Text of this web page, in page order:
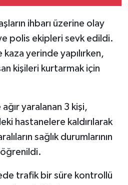
ihbarı üzerine olay
polis ekipleri sevk edildi.
kaza yerinde yapılırken,
kişileri kurtarmak için
yaralanan 3 kişi,
hastanelere kaldırılarak
sağlık durumlarının
trafik bir süre kontrollü